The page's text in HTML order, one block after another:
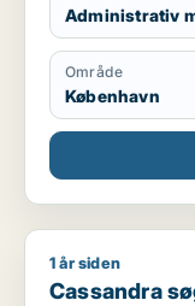
-
- Administration
- Erfaring med
- Struktureret og
- Teamplayer
Jeg ser frem til
til jeres team og
Administrativ
Område
København
Cassandra
1 år siden
Cassandra